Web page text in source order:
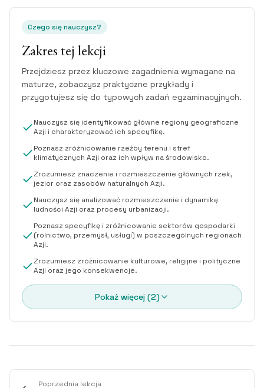
Czego się nauczysz?
Zakres tej lekcji
Przejdziesz przez kluczowe zagadnienia wymagane na
maturze, zobaczysz praktyczne przykłady i
przygotujesz się do typowych zadań egzaminacyjnych.
Nauczysz się identyfikować główne regiony geograficzne
Azji i charakteryzować ich specyfikę.
Poznasz zróżnicowanie rzeźby terenu i stref
klimatycznych Azji oraz ich wpływ na środowisko.
Zrozumiesz znaczenie i rozmieszczenie głównych rzek,
jezior oraz zasobów naturalnych Azji.
Nauczysz się analizować rozmieszczenie i dynamikę
ludności Azji oraz procesy urbanizacji.
Poznasz specyfikę i zróżnicowanie sektorów gospodarki
(rolnictwo, przemysł, usługi) w poszczególnych regionach
Azji.
Zrozumiesz zróżnicowanie kulturowe, religijne i polityczne
Azji oraz jego konsekwencje.
Pokaż więcej (2)
Poprzednia lekcja